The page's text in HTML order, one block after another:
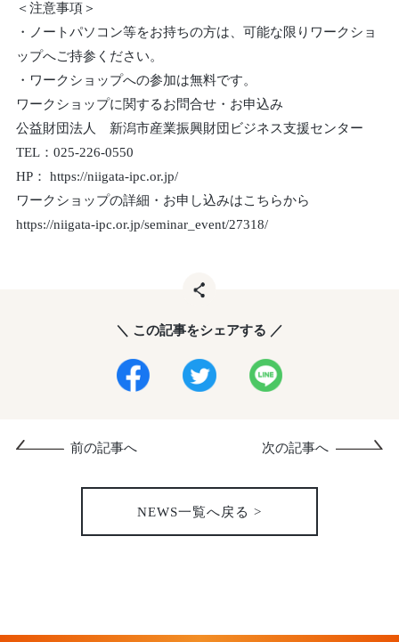
＜注意事項＞
・ノートパソコン等をお持ちの方は、可能な限りワークショ
ップへご持参ください。
・ワークショップへの参加は無料です。
ワークショップに関するお問合せ・お申込み
公益財団法人 新潟市産業振興財団ビジネス支援センター
TEL：025-226-0550
HP： https://niigata-ipc.or.jp/
ワークショップの詳細・お申し込みはこちらから
https://niigata-ipc.or.jp/seminar_event/27318/
＼ この記事をシェアする ／
NEWS一覧へ戻る >
前の記事へ 次の記事へ